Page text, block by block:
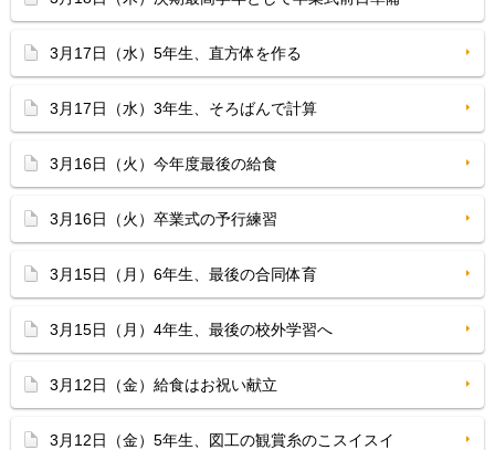
3月17日（水）5年生、直方体を作る
3月17日（水）3年生、そろばんで計算
3月16日（火）今年度最後の給食
3月16日（火）卒業式の予行練習
3月15日（月）6年生、最後の合同体育
3月15日（月）4年生、最後の校外学習へ
3月12日（金）給食はお祝い献立
3月12日（金）5年生、図工の観賞糸のこスイスイ